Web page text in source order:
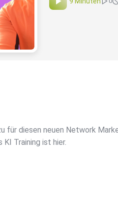
für diesen neuen Network
KI Training ist hier⁠⁠⁠⁠⁠⁠⁠⁠⁠⁠⁠⁠⁠.